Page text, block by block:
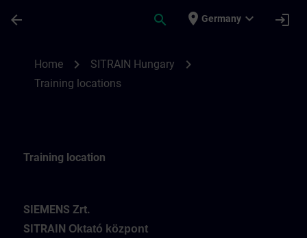
arrow_back search place Germany expand_more login
Home chevron_right SITRAIN Hungary chevron_right
Training locations
Training location
SIEMENS Zrt.
SITRAIN Oktató központ